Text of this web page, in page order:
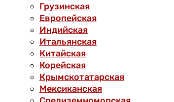
Грузинская
Европейская
Индийская
Итальянская
Китайская
Корейская
Крымскотатарская
Мексиканская